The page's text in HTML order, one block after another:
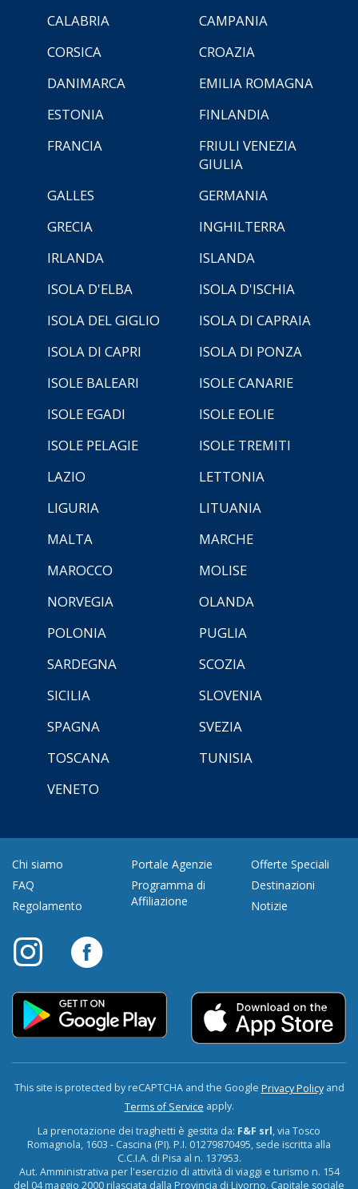
CALABRIA
CAMPANIA
CORSICA
CROAZIA
DANIMARCA
EMILIA ROMAGNA
ESTONIA
FINLANDIA
FRANCIA
FRIULI VENEZIA
GIULIA
GALLES
GERMANIA
GRECIA
INGHILTERRA
IRLANDA
ISLANDA
ISOLA D'ELBA
ISOLA D'ISCHIA
ISOLA DEL GIGLIO
ISOLA DI CAPRAIA
ISOLA DI CAPRI
ISOLA DI PONZA
ISOLE BALEARI
ISOLE CANARIE
ISOLE EGADI
ISOLE EOLIE
ISOLE PELAGIE
ISOLE TREMITI
LAZIO
LETTONIA
LIGURIA
LITUANIA
MALTA
MARCHE
MAROCCO
MOLISE
NORVEGIA
OLANDA
POLONIA
PUGLIA
SARDEGNA
SCOZIA
SICILIA
SLOVENIA
SPAGNA
SVEZIA
TOSCANA
TUNISIA
VENETO
Chi siamo
FAQ
Regolamento
Portale Agenzie
Programma di
Affiliazione
Offerte Speciali
Destinazioni
Notizie
This site is protected by reCAPTCHA and the Google Privacy Policyand
Terms of Service apply.
La prenotazione dei traghetti è gestita da: F&F srl, via Tosco
Romagnola, 1603 - Cascina (PI). P.I. 01279870495, sede iscritta alla
C.C.I.A. di Pisa al n. 137953.
Aut. Amministrativa per l'esercizio di attività di viaggi e turismo n. 154
del 04 maggio 2000 rilasciata dalla Provincia di Livorno. Capitale sociale